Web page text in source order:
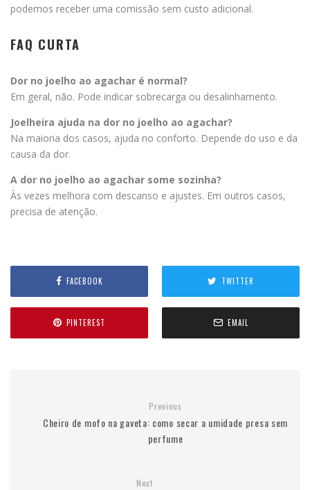
podemos receber uma comissão sem custo adicional.
FAQ CURTA
Dor no joelho ao agachar é normal?
Em geral, não. Pode indicar sobrecarga ou desalinhamento.
Joelheira ajuda na dor no joelho ao agachar?
Na maioria dos casos, ajuda no conforto. Depende do uso e da
causa da dor.
A dor no joelho ao agachar some sozinha?
Às vezes melhora com descanso e ajustes. Em outros casos,
precisa de atenção.
FACEBOOK TWITTER
PINTEREST EMAIL
Previous
Cheiro de mofo na gaveta: como secar a umidade presa sem
perfume
Next